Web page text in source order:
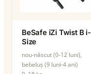
BeSafe iZi Twist B i-
Size
nou-născut (0-12 luni),
bebeluș (9 luni-4 ani)